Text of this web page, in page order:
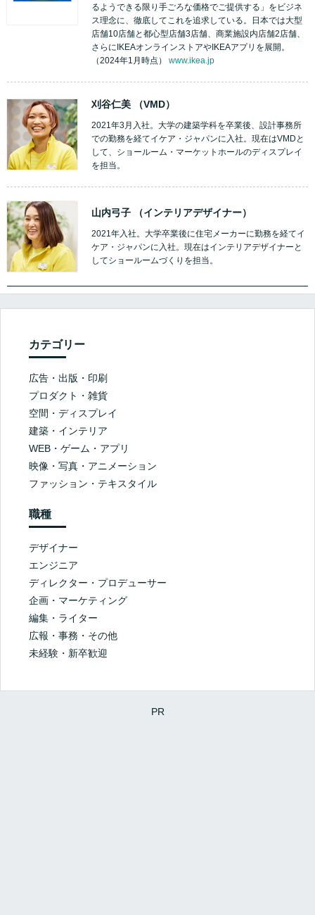
るようできる限り手ごろな価格でご提供する」をビジネ
ス理念に、徹底してこれを追求している。日本では大型
店舗10店舗と都心型店舗3店舗、商業施設内店舗2店舗、
さらにIKEAオンラインストアやIKEAアプリを展開。
（2024年1月時点） www.ikea.jp
刈谷仁美 （VMD）
2021年3月入社。大学の建築学科を卒業後、設計事務所
での勤務を経てイケア・ジャパンに入社。現在はVMDと
して、ショールーム・マーケットホールのディスプレイ
を担当。
山内弓子 （インテリアデザイナー）
2021年入社。大学卒業後に住宅メーカーに勤務を経てイ
ケア・ジャパンに入社。現在はインテリアデザイナーと
してショールームづくりを担当。
カテゴリー
広告・出版・印刷
プロダクト・雑貨
空間・ディスプレイ
建築・インテリア
WEB・ゲーム・アプリ
映像・写真・アニメーション
ファッション・テキスタイル
職種
デザイナー
エンジニア
ディレクター・プロデューサー
企画・マーケティング
編集・ライター
広報・事務・その他
未経験・新卒歓迎
PR